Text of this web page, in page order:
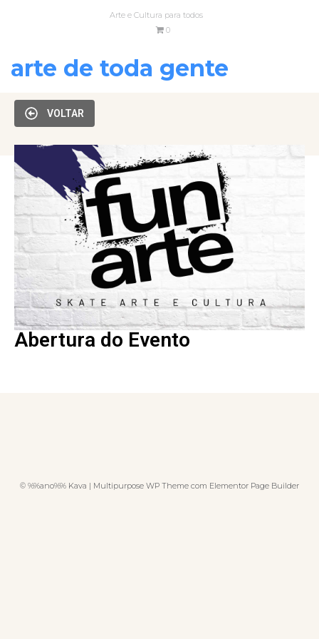
Arte e Cultura para todos
0
arte de toda gente
VOLTAR
Abertura do Evento
© %%ano%% Kava | Multipurpose WP Theme com Elementor Page Builder